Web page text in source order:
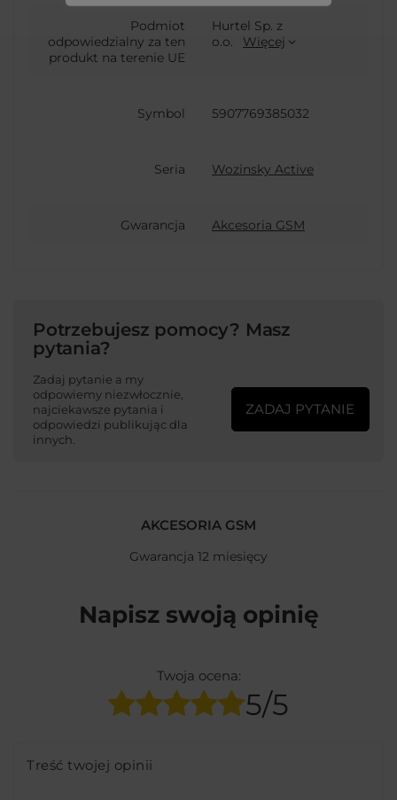
Podmiot
odpowiedzialny za ten
produkt na terenie UE
Hurtel Sp. z
o.o.
Więcej
Symbol 5907769385032
Seria Wozinsky Active
Gwarancja Akcesoria GSM
Potrzebujesz pomocy? Masz
pytania?
Zadaj pytanie a my
odpowiemy niezwłocznie,
najciekawsze pytania i
odpowiedzi publikując dla
innych.
ZADAJ PYTANIE
AKCESORIA GSM
Gwarancja 12 miesięcy
Napisz swoją opinię
Twoja ocena:
5/5
Treść twojej opinii